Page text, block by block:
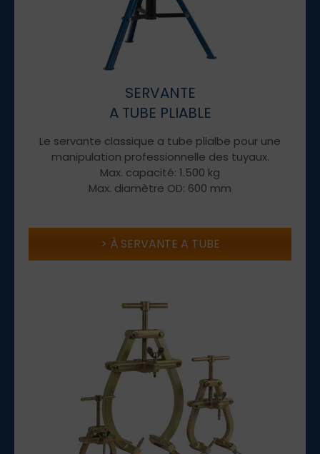
SERVANTE
A TUBE PLIABLE
Le servante classique a tube plialbe pour une
manipulation professionnelle des tuyaux.
Max. capacité: 1.500 kg
Max. diamètre OD: 600 mm
À SERVANTE A TUBE